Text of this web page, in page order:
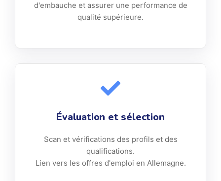
d'embauche et assurer une performance de
qualité supérieure.
Évaluation et sélection
Scan et vérifications des profils et des
qualifications.
Lien vers les offres d'emploi en Allemagne.